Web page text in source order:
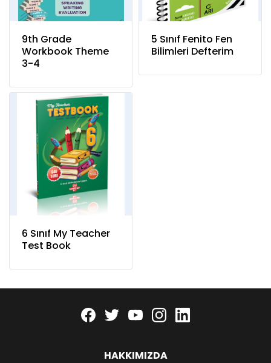
9th Grade
Workbook Theme
3-4
5 Sınıf Fenito Fen
Bilimleri Defterim
6 Sınıf My Teacher
Test Book
Facebook
twitteryoutubeinstagram
HAKKIMIZDA